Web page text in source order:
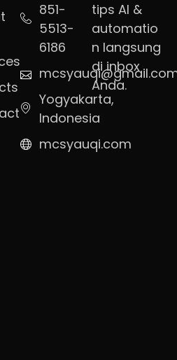
851-
5513-
6186
Yogyakarta,
Indonesia
mcsyauqi.com
tips AI &
automatio
n langsung
di inbox
Anda.